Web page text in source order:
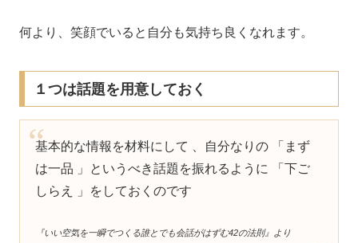
何より、笑顔でいると自分も気持ち良くなれます。
１つは話題を用意しておく
基本的な情報を材料にして 、自分なりの 「まず
は一品 」というべき話題を振れるように 「下ご
しらえ 」をしておくのです
『いい空気を一瞬でつくる誰とでも会話がはずむ42の法則』より